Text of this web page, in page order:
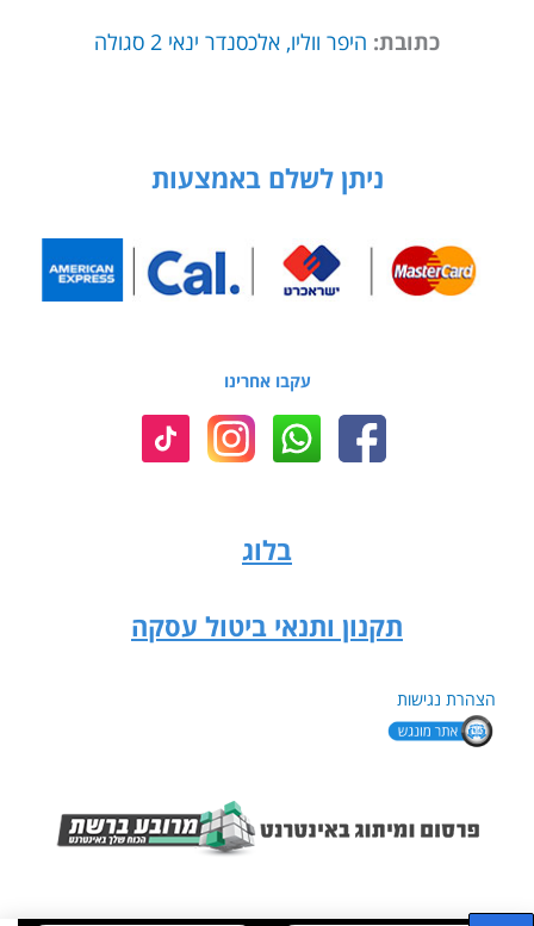
כתובת: היפר ווליו, אלכסנדר ינאי 2 סגולה
ניתן לשלם באמצעות
עקבו אחרינו
בלוג
תקנון ותנאי ביטול עסקה
הצהרת נגישות